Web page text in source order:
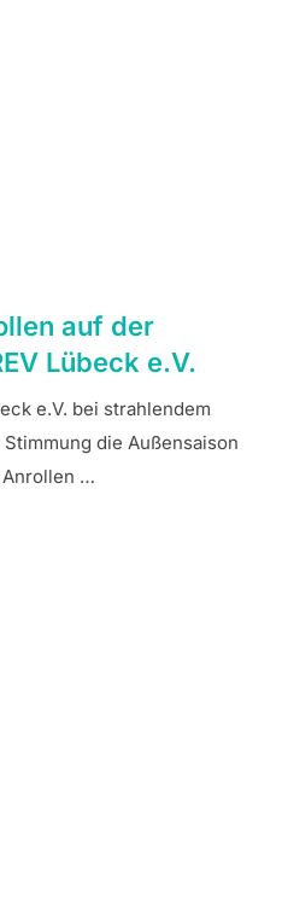
auf der
Lübeck e.V.
e.V. bei strahlendem
die Außensaison
…